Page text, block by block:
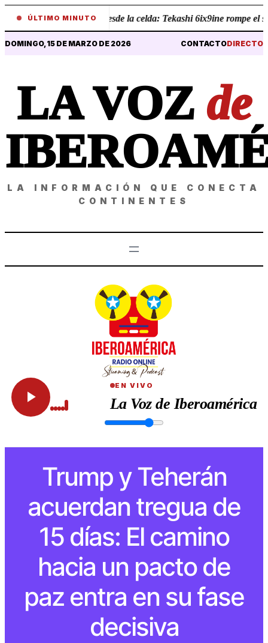
ÚLTIMO MINUTO
• Revelaciones desde la celda: Tekashi 6ix9ine rompe el
DOMINGO, 15 DE MARZO DE 2026 CONTACTODIRECTO
LA VOZ de
LA INFORMACIÓN QUE CONECTA
CONTINENTES
EN VIVO
La Voz de Iberoamérica
Trump y Teherán
acuerdan tregua de
15 días: El camino
hacia un pacto de
paz entra en su fase
decisiva